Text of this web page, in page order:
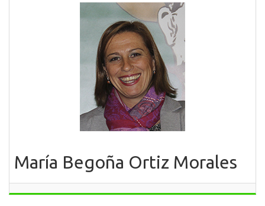
María Begoña Ortiz Morales